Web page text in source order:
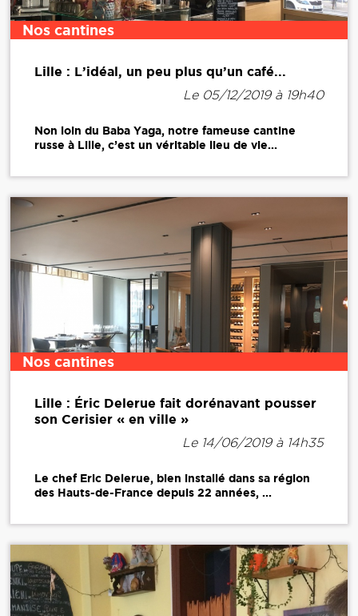
Nos cantines
Lille : L’idéal, un peu plus qu’un café...
Le 05/12/2019 à 19h40
Non loin du Baba Yaga, notre fameuse cantine
russe à Lille, c’est un véritable lieu de vie...
Nos cantines
Lille : Éric Delerue fait dorénavant pousser
son Cerisier « en ville »
Le 14/06/2019 à 14h35
Le chef Eric Delerue, bien installé dans sa région
des Hauts-de-France depuis 22 années, ...